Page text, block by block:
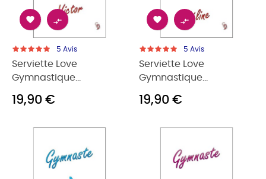
 
5 Avis
Serviette Love
Gymnastique...
19,90 €
 
5 Avis
Serviette Love
Gymnastique...
19,90 €